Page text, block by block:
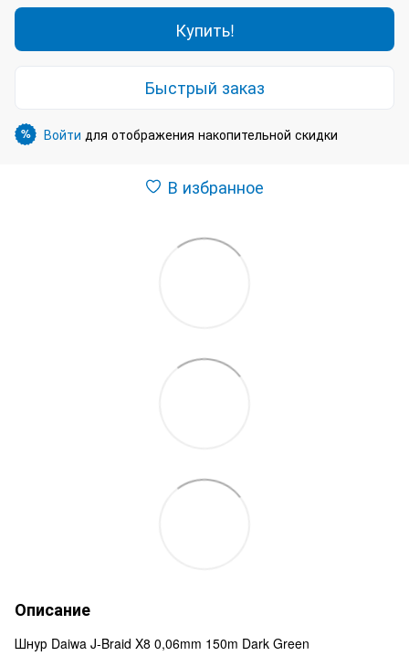
Купить!
Быстрый заказ
% Войти для отображения накопительной скидки
В избранное
Описание
Шнур Daiwa J-Braid X8 0,06mm 150m Dark Green